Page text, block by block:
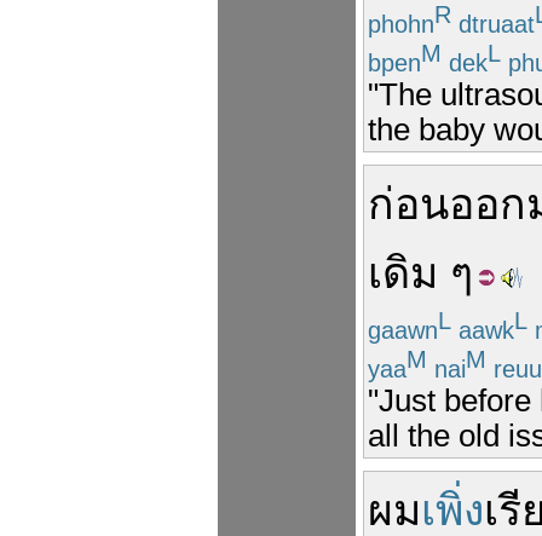
phohnR dtruaat
bpenM dekL
"The
the baby
ก่อนออก
เดิม ๆ
gaawnL aawkL
yaaM naiM
"Just before
all the old
ผมเพิ่งเ